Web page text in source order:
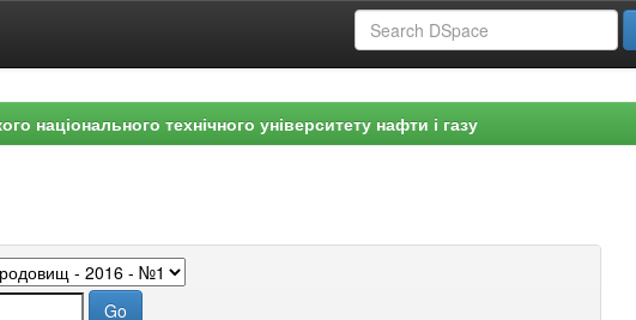
національного технічного університету нафти і газу